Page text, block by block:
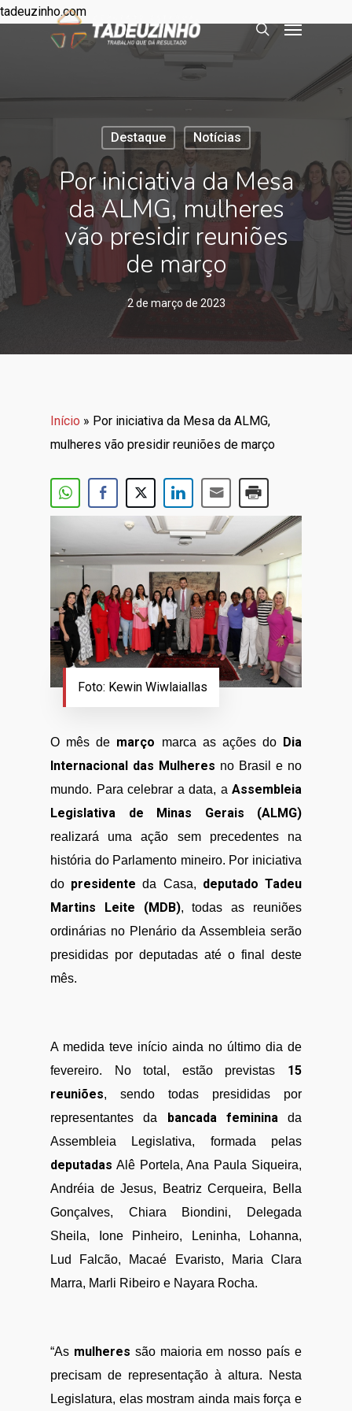
tadeuzinho.com
Destaque Notícias
Por iniciativa da Mesa
da ALMG, mulheres
vão presidir reuniões
de março
2 de março de 2023
Início » Por iniciativa da Mesa da ALMG,
mulheres vão presidir reuniões de março
Foto: Kewin Wiwlaiallas
O mês de março marca as ações do
Dia
Internacional das Mulheres no Brasil e no
mundo. Para celebrar a data, a Assembleia
Legislativa de Minas Gerais (ALMG)
realizará uma ação sem precedentes na
história do Parlamento mineiro. Por iniciativa
do presidente da Casa, deputado Tadeu
Martins Leite (MDB), todas as reuniões
ordinárias no Plenário da Assembleia serão
presididas por deputadas até o final deste
mês.
A medida teve início ainda no último dia de
fevereiro. No total, estão previstas 15
reuniões, sendo todas presididas por
representantes da
bancada feminina da
Assembleia Legislativa, formada pelas
deputadas Alê Portela, Ana Paula Siqueira,
Andréia de Jesus, Beatriz Cerqueira, Bella
Gonçalves, Chiara Biondini, Delegada
Sheila, Ione Pinheiro, Leninha, Lohanna,
Lud Falcão, Macaé Evaristo, Maria Clara
Marra, Marli Ribeiro e Nayara Rocha.
“As mulheres são maioria em nosso país e
precisam de representação à altura. Nesta
Legislatura, elas mostram ainda mais força e